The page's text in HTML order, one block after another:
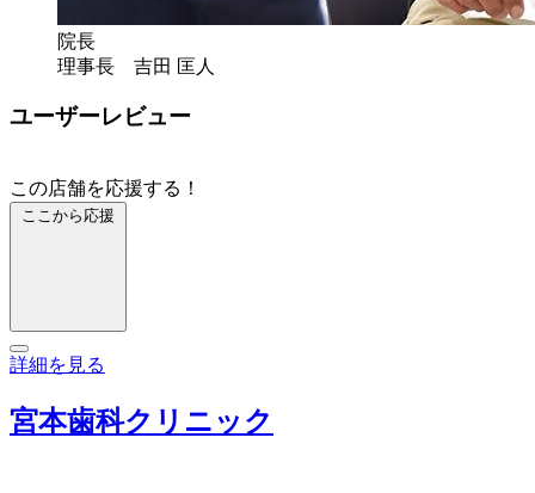
院長
理事長 吉田 匡人
ユーザーレビュー
この店舗を応援する！
ここから応援
詳細を見る
宮本歯科クリニック